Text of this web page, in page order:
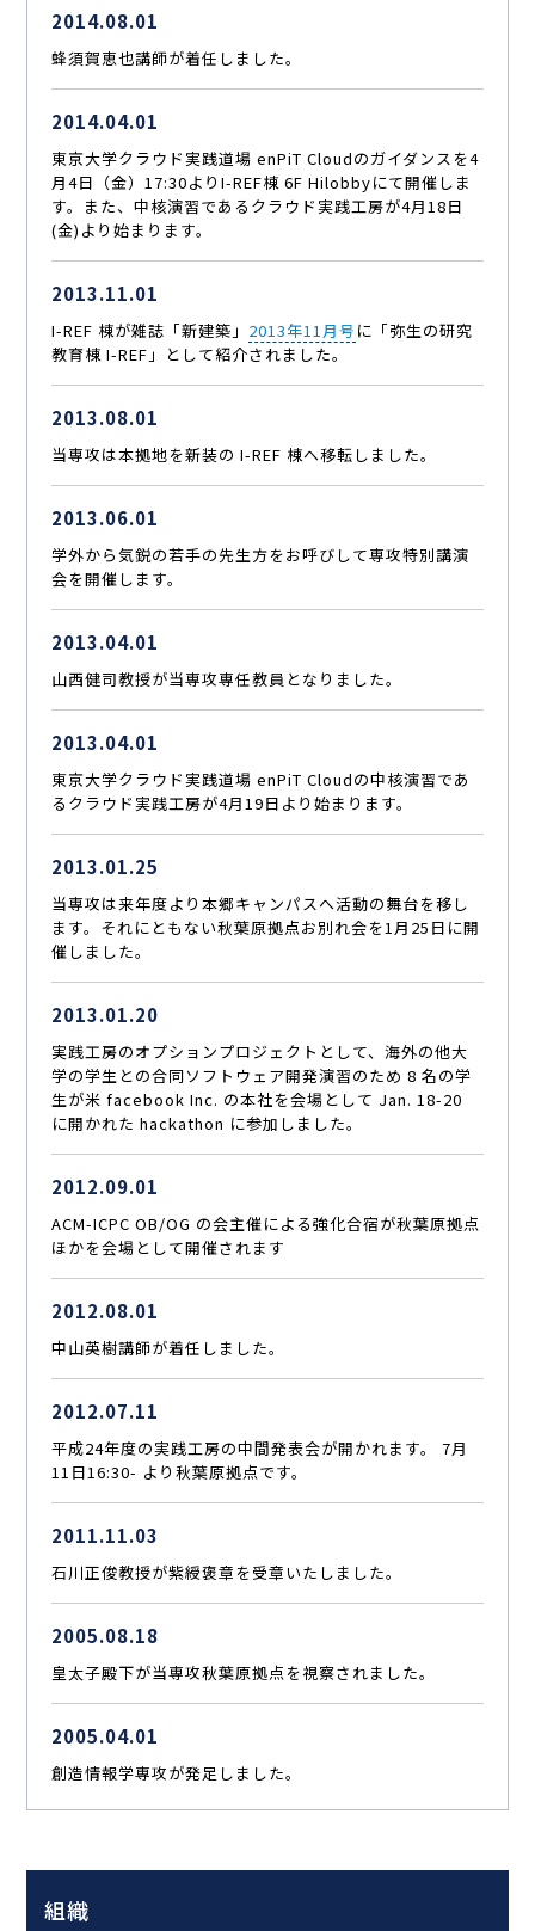
2014.08.01
蜂須賀恵也講師が着任しました。
2014.04.01
東京大学クラウド実践道場 enPiT Cloudのガイダンスを4
月4日（金）17:30よりI-REF棟 6F Hilobbyにて開催しま
す。また、中核演習であるクラウド実践工房が4月18日
(金)より始まります。
2013.11.01
I-REF 棟が雑誌「新建築」 2013年11月号 に「弥生の研究
教育棟 I-REF」として紹介されました。
2013.08.01
当専攻は本拠地を新装の I-REF 棟へ移転しました。
2013.06.01
学外から気鋭の若手の先生方をお呼びして専攻特別講演
会を開催します。
2013.04.01
山西健司教授が当専攻専任教員となりました。
2013.04.01
東京大学クラウド実践道場 enPiT Cloudの中核演習であ
るクラウド実践工房が4月19日より始まります。
2013.01.25
当専攻は来年度より本郷キャンパスへ活動の舞台を移し
ます。それにともない秋葉原拠点お別れ会を1月25日に開
催しました。
2013.01.20
実践工房のオプションプロジェクトとして、海外の他大
学の学生との合同ソフトウェア開発演習のため 8 名の学
生が米 facebook Inc. の本社を会場として Jan. 18-20
に開かれた hackathon に参加しました。
2012.09.01
ACM-ICPC OB/OG の会主催による強化合宿が秋葉原拠点
ほかを会場として開催されます
2012.08.01
中山英樹講師が着任しました。
2012.07.11
平成24年度の実践工房の中間発表会が開かれます。 7月
11日16:30- より秋葉原拠点です。
2011.11.03
石川正俊教授が紫綬褒章を受章いたしました。
2005.08.18
皇太子殿下が当専攻秋葉原拠点を視察されました。
2005.04.01
創造情報学専攻が発足しました。
組織